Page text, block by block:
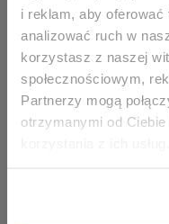
i reklam, aby oferować
analizować ruch w
korzystasz z naszej
społecznościowym,
Partnerzy mogą
otrzymanymi od
Dostęp możliwy jest
(fizjoterapeuci,
zdrowia.
Uzyskując dostęp
Jeżeli jesteś
pacjent powinien